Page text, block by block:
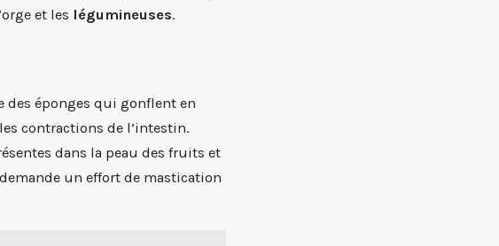
et les légumineuses.
des éponges qui gonflent en
contractions de l’intestin.
dans la peau des fruits et
un effort de mastication